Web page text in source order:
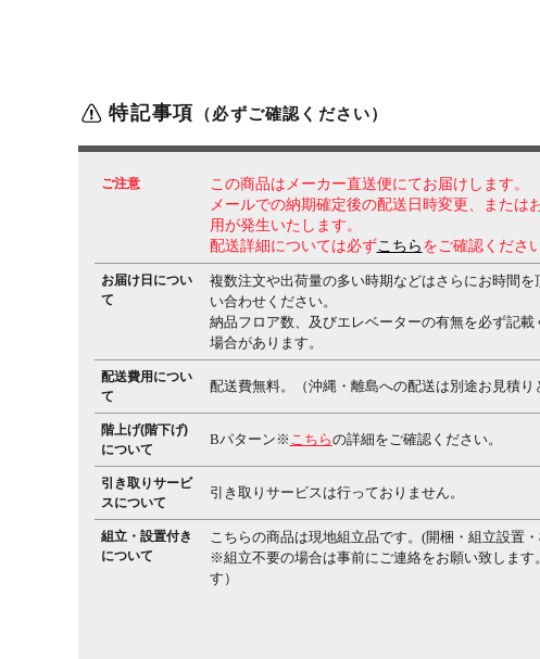
特記事項 （必ずご確認ください）
ご注意
この商品はメーカー直送便にてお届けします。
メールでの納期確定後の配送日時変更、または
用が発生いたします。
配送詳細については必ずこちら をご確認ください
お届け日につい
て
複数注文や出荷量の多い時期などはさらにお時間
い合わせください。
納品フロア数、及びエレベーターの有無を必ず記
場合があります。
配送費用につい
て
配送費無料。（沖縄・離島への配送は別途お見積り
階上げ(階下げ)
について
Bパターン※ こちらの詳細をご確認ください。
引き取りサービ
スについて
引き取りサービスは行っておりません。
組立・設置付き
について
こちらの商品は現地組立品です。(開梱・組立設置
※組立不要の場合は事前にご連絡をお願い致しま
す）